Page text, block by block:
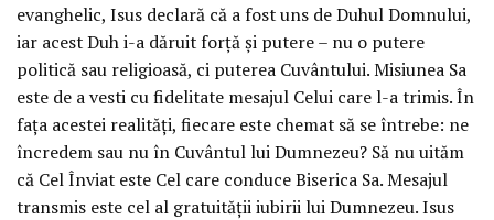
evanghelic, Isus declară că a fost uns de Duhul Domnului,
iar acest Duh i-a dăruit forță și putere – nu o putere
politică sau religioasă, ci puterea Cuvântului. Misiunea Sa
este de a vesti cu fidelitate mesajul Celui care l-a trimis. În
fața acestei realități, fiecare este chemat să se întrebe: ne
încredem sau nu în Cuvântul lui Dumnezeu? Să nu uităm
că Cel Înviat este Cel care conduce Biserica Sa. Mesajul
transmis este cel al gratuității iubirii lui Dumnezeu. Isus